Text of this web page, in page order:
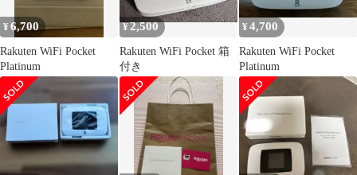
¥6,700
Rakuten WiFi Pocket
Platinum
¥2,500
Rakuten WiFi Pocket 箱
付き
¥4,700
Rakuten WiFi Pocket
Platinum